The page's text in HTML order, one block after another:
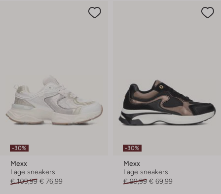
-30%
Mexx
Lage sneakers
€ 109,99 € 76,99
-30%
Mexx
Lage sneakers
€ 99,99 € 69,99